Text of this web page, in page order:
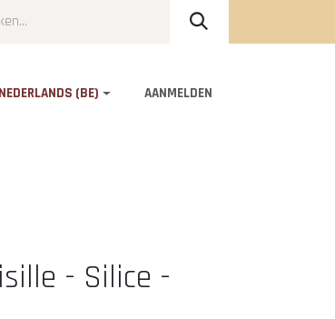
NEDERLANDS (BE) AANMELDEN
- Silice -